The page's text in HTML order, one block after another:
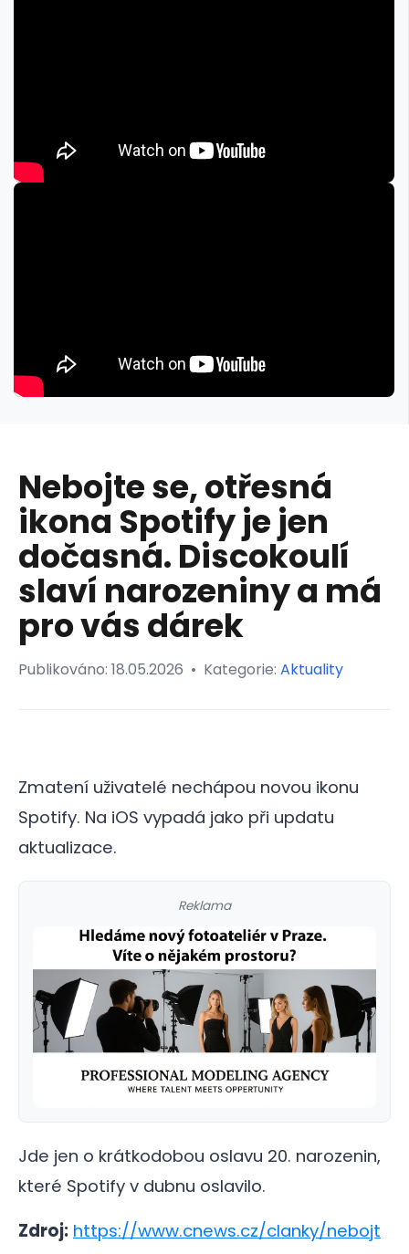
Nebojte se, otřesná
ikona Spotify je jen
dočasná. Discokoulí
slaví narozeniny a má
pro vás dárek
Publikováno: 18.05.2026 • Kategorie: Aktuality
Zmatení uživatelé nechápou novou ikonu
Spotify. Na iOS vypadá jako při updatu
aktualizace.
Reklama
Jde jen o krátkodobou oslavu 20. narozenin,
které Spotify v dubnu oslavilo.
Zdroj: https://www.cnews.cz/clanky/nebojt